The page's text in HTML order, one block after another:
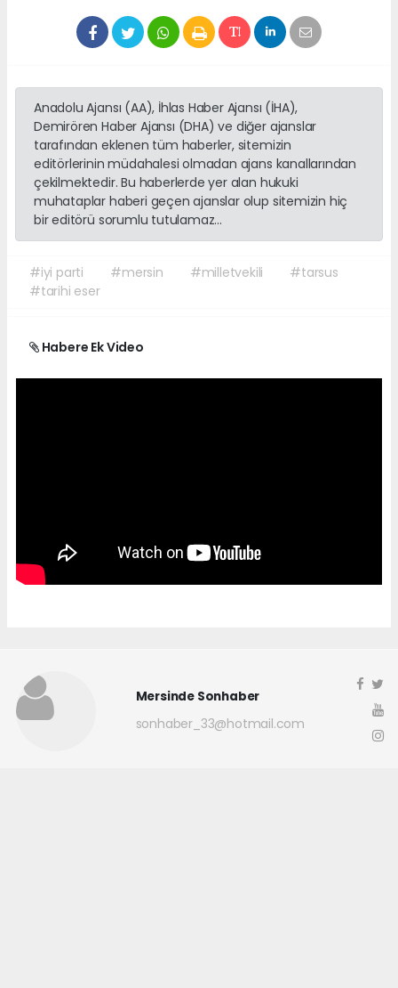
Anadolu Ajansı (AA), İhlas Haber Ajansı (İHA),
Demirören Haber Ajansı (DHA) ve diğer ajanslar
tarafından eklenen tüm haberler, sitemizin
editörlerinin müdahalesi olmadan ajans kanallarından
çekilmektedir. Bu haberlerde yer alan hukuki
muhataplar haberi geçen ajanslar olup sitemizin hiç
bir editörü sorumlu tutulamaz...
#iyi parti #mersin #milletvekili
#tarsus
#tarihi eser
Habere Ek Video
Mersinde Sonhaber
sonhaber_33@hotmail.com